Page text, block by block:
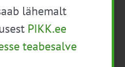
lähemalt
PIKK.ee
teabesalve